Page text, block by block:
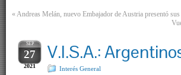
«Andreas Melán, nuevo Embajador de Austria presentó sus
SEP
27
2021
V.I.S.A.:
Interés General